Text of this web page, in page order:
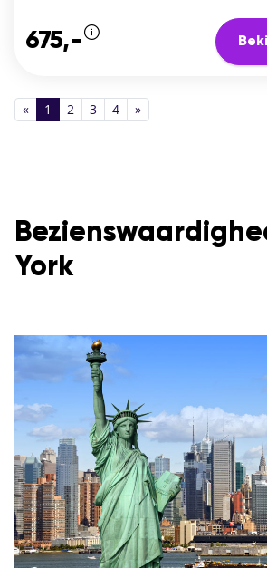
675,-
« 1 2 3 4 »
York